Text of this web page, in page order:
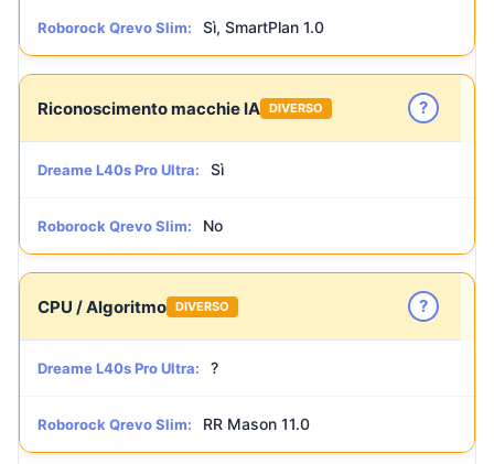
Roborock Qrevo Slim: Sì, SmartPlan 1.0
Riconoscimento macchie IA DIVERSO ?
Dreame L40s Pro Ultra: Sì
Roborock Qrevo Slim: No
CPU / Algoritmo DIVERSO ?
Dreame L40s Pro Ultra: ?
Roborock Qrevo Slim: RR Mason 11.0